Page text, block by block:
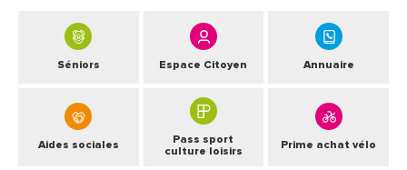
Séniors Espace Citoyen Annuaire
Aides sociales
Pass sport
culture loisirs
Prime achat vélo